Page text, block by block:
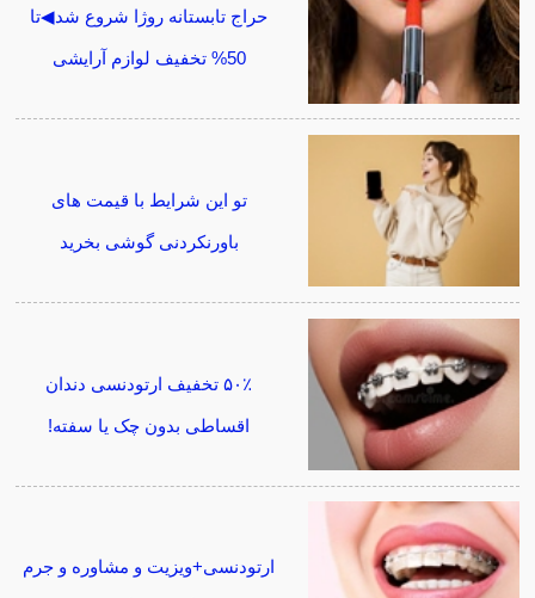
حراج تابستانه روژا شروع شد◀تا
50% تخفیف لوازم آرایشی
تو این شرایط با قیمت های
باورنکردنی گوشی بخرید
۵۰٪ تخفیف ارتودنسی دندان
اقساطی بدون چک یا سفته!
ارتودنسی+ویزیت و مشاوره و جرم